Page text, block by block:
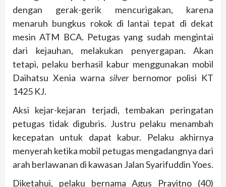
dengan gerak-gerik mencurigakan, karena
menaruh bungkus rokok di lantai tepat di dekat
mesin ATM BCA. Petugas yang sudah mengintai
dari kejauhan, melakukan penyergapan. Akan
tetapi, pelaku berhasil kabur menggunakan mobil
Daihatsu Xenia warna silverbernomor polisi KT
1425 KJ.
Aksi kejar-kejaran terjadi, tembakan peringatan
petugas tidak digubris. Justru pelaku menambah
kecepatan untuk dapat kabur. Pelaku akhirnya
menyerah ketika mobil petugas mengadangnya dari
arah berlawanan di kawasan Jalan Syarifuddin Yoes.
Diketahui, pelaku bernama Agus Prayitno (40)